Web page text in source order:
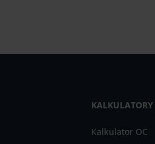
KALKULATORY
Kalkulator OC